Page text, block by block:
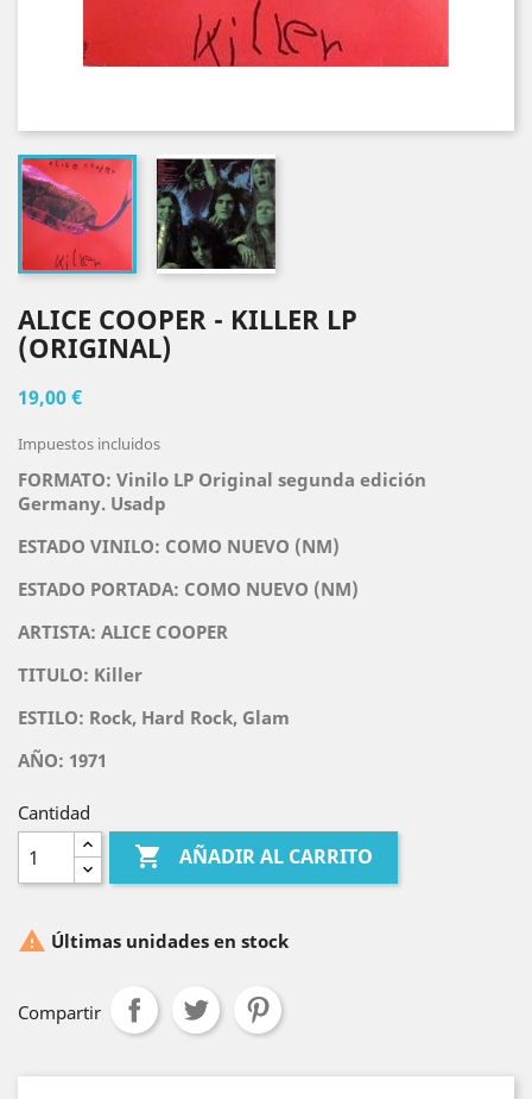
ALICE COOPER - KILLER LP
(ORIGINAL)
19,00 €
Impuestos incluidos
FORMATO: Vinilo LP Original segunda edición
Germany. Usadp
ESTADO VINILO: COMO NUEVO (NM)
ESTADO PORTADA: COMO NUEVO (NM)
ARTISTA: ALICE COOPER
TITULO: Killer
ESTILO: Rock, Hard Rock, Glam
AÑO: 1971
Cantidad
 AÑADIR AL CARRITO
 Últimas unidades en stock
Compartir